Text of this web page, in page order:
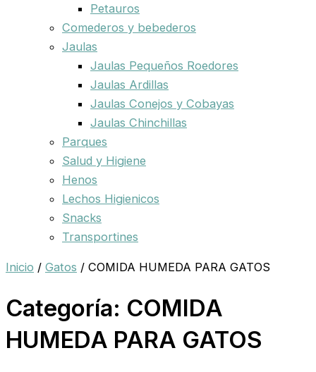
Petauros
Comederos y bebederos
Jaulas
Jaulas Pequeños Roedores
Jaulas Ardillas
Jaulas Conejos y Cobayas
Jaulas Chinchillas
Parques
Salud y Higiene
Henos
Lechos Higienicos
Snacks
Transportines
Inicio / Gatos / COMIDA HUMEDA PARA GATOS
Categoría: COMIDA
HUMEDA PARA GATOS